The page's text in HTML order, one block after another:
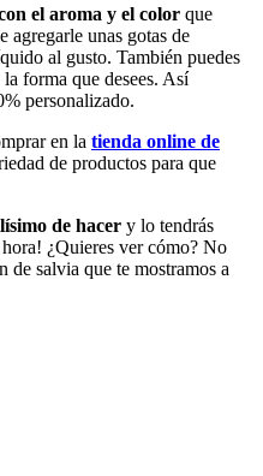
el aroma y el color que
agregarle unas gotas de
al gusto. También puedes
forma que desees. Así
personalizado.
en la tienda online de
de productos para que
de hacer y lo tendrás
¿Quieres ver cómo? No
de salvia que te mostramos a